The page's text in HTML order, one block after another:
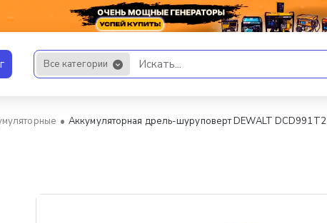
Все категории
Искать...
Аккумуляторная дрель-шуруповерт DEWALT DCD991T2